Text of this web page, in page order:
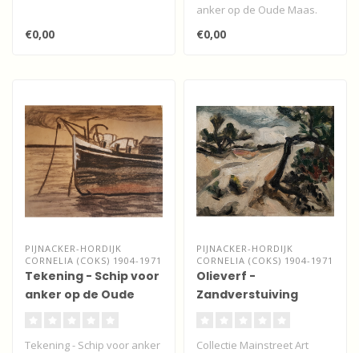
€0,00
anker op de Oude Maas.
Crayonkrijt op papier...
€0,00
PIJNACKER-HORDIJK
CORNELIA (COKS) 1904-1971
Tekening - Schip voor
anker op de Oude
Tekening - Schip voor anker
PIJNACKER-HORDIJK
CORNELIA (COKS) 1904-1971
Olieverf -
Zandverstuiving
Collectie Mainstreet Art